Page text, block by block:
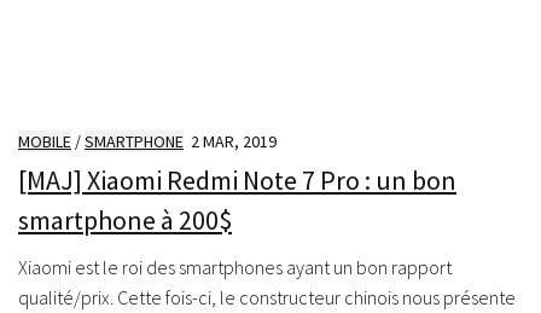
MOBILE /SMARTPHONE 2 MAR, 2019
[MAJ] Xiaomi Redmi Note 7 Pro : un bon
smartphone à 200$
Xiaomi est le roi des smartphones ayant un bon rapport
qualité/prix. Cette fois-ci, le constructeur chinois nous présente